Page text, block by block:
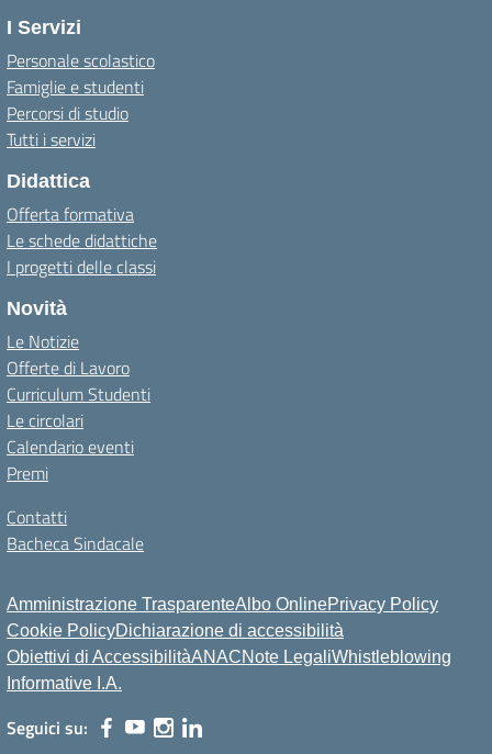
I Servizi
Personale scolastico
Famiglie e studenti
Percorsi di studio
Tutti i servizi
Didattica
Offerta formativa
Le schede didattiche
I progetti delle classi
Novità
Le Notizie
Offerte di Lavoro
Curriculum Studenti
Le circolari
Calendario eventi
Premi
Contatti
Bacheca Sindacale
Amministrazione TrasparenteAlbo OnlinePrivacy Policy
Cookie PolicyDichiarazione di accessibilità
Obiettivi di AccessibilitàANACNote LegaliWhistleblowing
Informative I.A.
Seguici su: